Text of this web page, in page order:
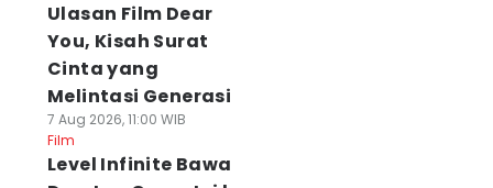
Ulasan Film Dear
You, Kisah Surat
Cinta yang
Melintasi Generasi
7 Aug 2026, 11:00 WIB
Film
Level Infinite Bawa